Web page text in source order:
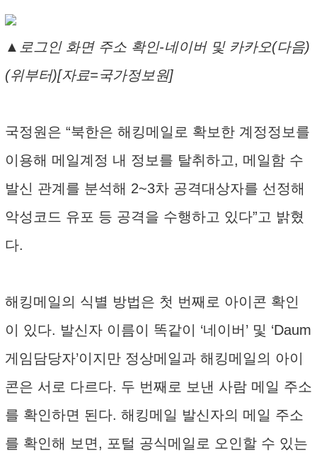
▲로그인 화면 주소 확인-네이버 및 카카오(다음)
(위부터)[자료=국가정보원]
국정원은 “북한은 해킹메일로 확보한 계정정보를
이용해 메일계정 내 정보를 탈취하고, 메일함 수
발신 관계를 분석해 2~3차 공격대상자를 선정해
악성코드 유포 등 공격을 수행하고 있다”고 밝혔
다.
해킹메일의 식별 방법은 첫 번째로 아이콘 확인
이 있다. 발신자 이름이 똑같이 ‘네이버’ 및 ‘Daum
게임담당자’이지만 정상메일과 해킹메일의 아이
콘은 서로 다르다. 두 번째로 보낸 사람 메일 주소
를 확인하면 된다. 해킹메일 발신자의 메일 주소
를 확인해 보면, 포털 공식메일로 오인할 수 있는